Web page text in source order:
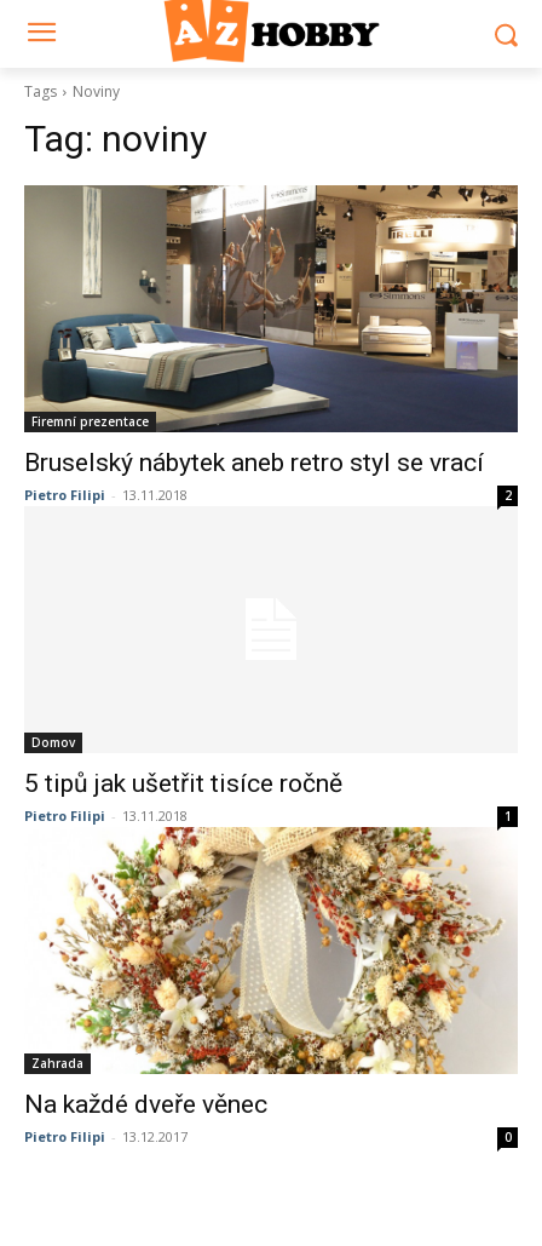
Tags Noviny
Tag: noviny
Firemní prezentace
Bruselský nábytek aneb retro styl se vrací
Pietro Filipi - 13.11.2018 2
Domov
5 tipů jak ušetřit tisíce ročně
Pietro Filipi - 13.11.2018 1
Zahrada
Na každé dveře věnec
Pietro Filipi - 13.12.2017 0